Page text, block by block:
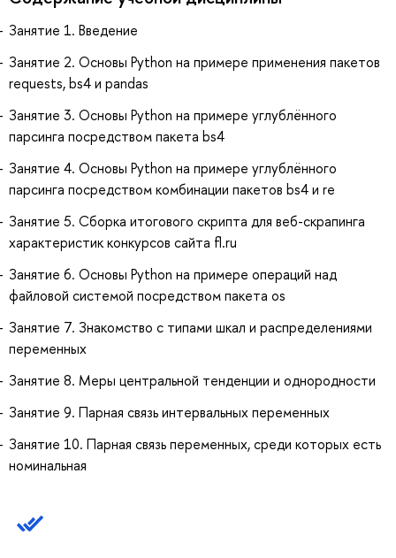
Занятие 1. Введение
Занятие 2. Основы Python на примере применения пакетов
requests, bs4 и pandas
Занятие 3. Основы Python на примере углублённого
парсинга посредством пакета bs4
Занятие 4. Основы Python на примере углублённого
парсинга посредством комбинации пакетов bs4 и re
Занятие 5. Сборка итогового скрипта для веб-скрапинга
характеристик конкурсов сайта fl.ru
Занятие 6. Основы Python на примере операций над
файловой системой посредством пакета os
Занятие 7. Знакомство с типами шкал и распределениями
переменных
Занятие 8. Меры центральной тенденции и однородности
Занятие 9. Парная связь интервальных переменных
Занятие 10. Парная связь переменных, среди которых есть
номинальная